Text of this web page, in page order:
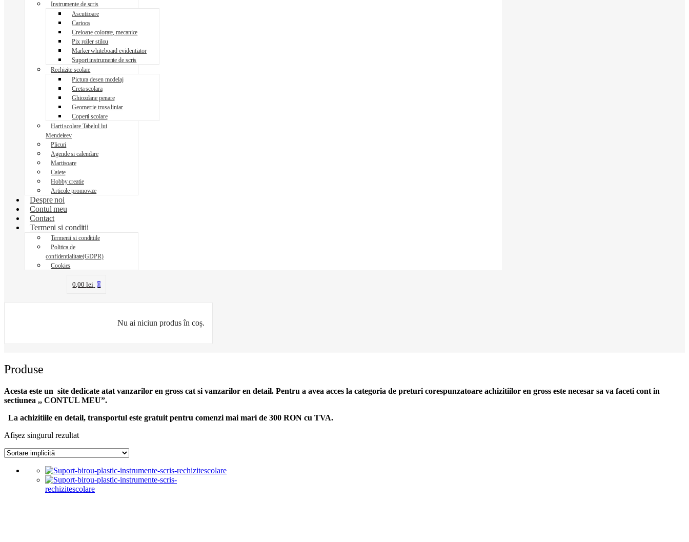
Instrumente de scris
Ascutitoare
Carioca
Creioane colorate, mecanice
Pix roller stilou
Marker whiteboard evidentiator
Suport instrumente de scris
Rechizite scolare
Pictura desen modelaj
Creta scolara
Ghiozdane penare
Geometrie trusa liniar
Coperti scolare
Harti scolare Tabelul lui
Mendeleev
Plicuri
Agende si calendare
Martisoare
Caiete
Hobby creatie
Articole promovate
Despre noi
Contul meu
Contact
Termeni si conditii
Termenii si conditiile
Politica de
confidentialitate(GDPR)
Cookies
0,00lei 0
Nu ai niciun produs în coș.
Produse
Acesta este un site dedicate atat vanzarilor en gross cat si vanzarilor en detail. Pentru a avea acces la categoria de preturi corespunzatoare achizitiilor en gross este necesar sa va faceti cont in
sectiunea ,, CONTUL MEU”.
La achizitiile en detail, transportul este gratuit pentru comenzi mai mari de 300 RON cu TVA.
Afișez singurul rezultat